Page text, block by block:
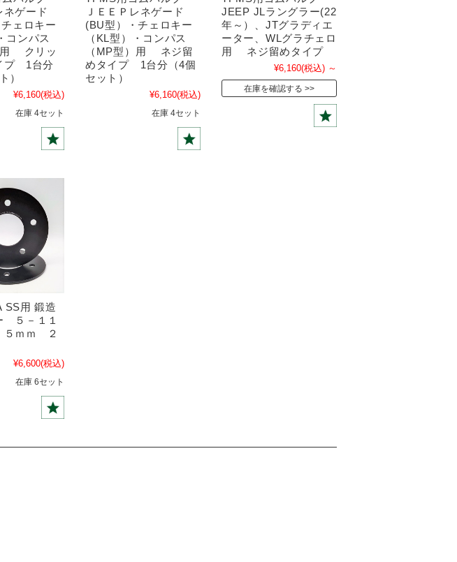
ネゲード
ェロキー
コンパス
用 クリッ
プ 1台分
ト）
¥6,160(税込)
在庫 4セット
ＪＥＥＰレネゲード
(BU型）・チェロキー
（KL型）・コンパス
（MP型）用 ネジ留
めタイプ 1台分（4個
セット）
¥6,160(税込)
在庫 4セット
JEEP JLラングラー(22
年～）、JTグラディエ
ーター、WLグラチェロ
用 ネジ留めタイプ
¥6,160(税込) ～
在庫を確認する
SS用 鍛造
５－１１
５ｍｍ ２
¥6,600(税込)
在庫 6セット